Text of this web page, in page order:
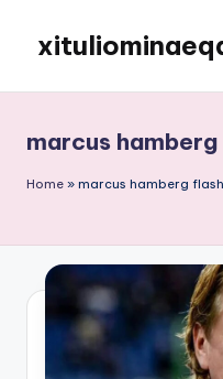
content
marcus
Home » marcus hamberg